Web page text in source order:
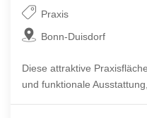
Praxis
Bonn-Duisdorf
Diese attraktive
und funktionale